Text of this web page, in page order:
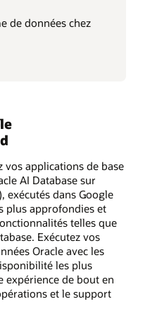
de données chez
vos applications de base
AI Database sur
exécutés dans Google
plus approfondies et
telles que
Exécutez vos
Oracle avec les
les plus
expérience de bout en
et le support